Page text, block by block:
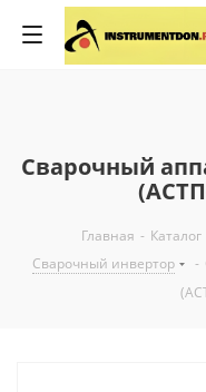
Сварочный
Главная - Каталог
Сварочный инвертор
-